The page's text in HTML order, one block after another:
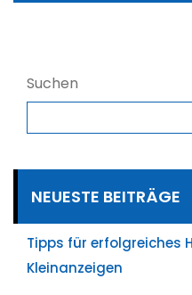
Suchen
NEUESTE BEITRÄGE
Tipps für erfolgreiches
Kleinanzeigen